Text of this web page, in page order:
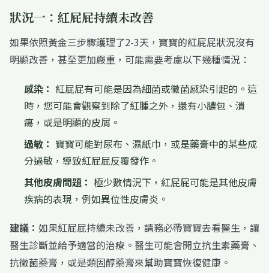
狀況一：紅屁屁持續未改善
如果依照黃金三步驟護理了2-3天，寶寶的紅屁屁狀況沒有
明顯改善，甚至更加嚴重，可能需要考慮以下幾種情況：
感染： 紅屁屁有可能是因為細菌或黴菌感染引起的。這
時，您可能會觀察到除了紅腫之外，還有小膿包、潰
瘍，或是明顯的皮屑。
過敏： 寶寶可能對尿布、濕紙巾，或是藥膏中的某些成
分過敏，導致紅屁屁反覆發作。
其他皮膚問題： 極少數情況下，紅屁屁可能是其他皮膚
疾病的表現，例如異位性皮膚炎。
建議： 如果紅屁屁持續未改善，請務必帶寶寶去看醫生，讓
醫生診斷並給予適當的治療。醫生可能會開立抗生素藥膏、
抗黴菌藥膏，或是類固醇藥膏來幫助寶寶恢復健康。